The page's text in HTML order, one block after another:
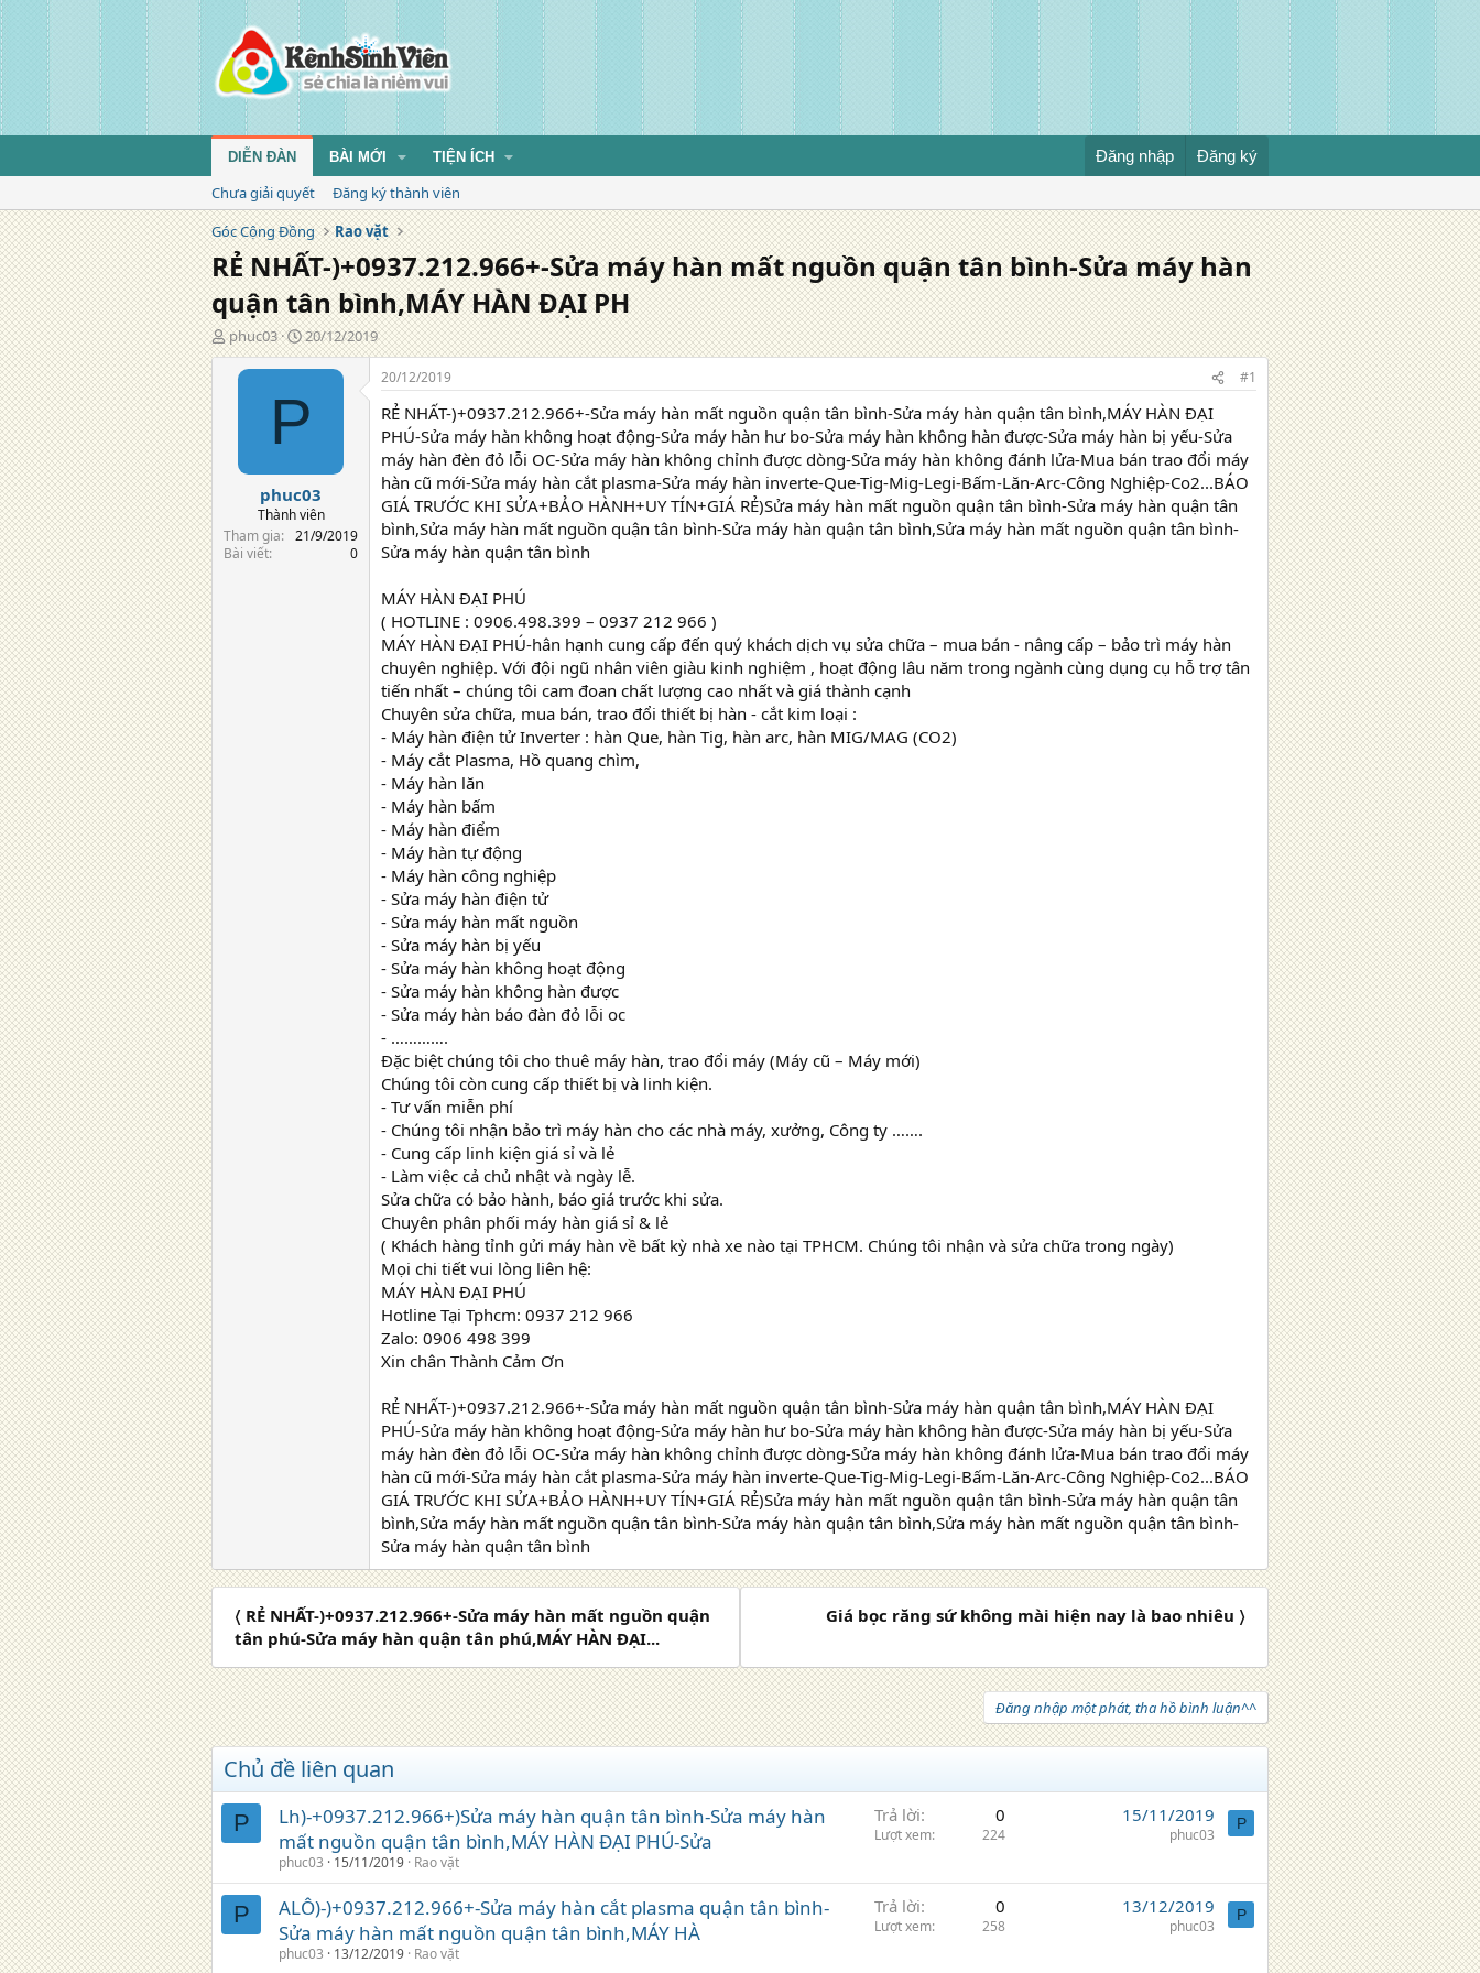
DIỄN ĐÀN BÀI MỚI TIỆN ÍCH Đăng nhập Đăng ký
Chưa giải quyết
Đăng ký thành viên
Góc Cộng Đồng
Rao vặt
RẺ NHẤT-)+0937.212.966+-Sửa máy hàn mất nguồn quận tân bình-Sửa máy hàn
quận tân bình,MÁY HÀN ĐẠI PH
T
á
phuc03
N
g
à
đ
g
20/12/2019
P
phuc03
Thành viên
Tham gia
21/9/2019
Bài viết
0
20/12/2019 #1
RẺ NHẤT-)+0937.212.966+-Sửa máy hàn mất nguồn quận tân bình-Sửa máy hàn quận tân bình,MÁY HÀN ĐẠI
PHÚ-Sửa máy hàn không hoạt động-Sửa máy hàn hư bo-Sửa máy hàn không hàn được-Sửa máy hàn bị yếu-Sửa
máy hàn đèn đỏ lỗi OC-Sửa máy hàn không chỉnh được dòng-Sửa máy hàn không đánh lửa-Mua bán trao đổi máy
hàn cũ mới-Sửa máy hàn cắt plasma-Sửa máy hàn inverte-Que-Tig-Mig-Legi-Bấm-Lăn-Arc-Công Nghiệp-Co2...BÁO
GIÁ TRƯỚC KHI SỬA+BẢO HÀNH+UY TÍN+GIÁ RẺ)Sửa máy hàn mất nguồn quận tân bình-Sửa máy hàn quận tân
bình,Sửa máy hàn mất nguồn quận tân bình-Sửa máy hàn quận tân bình,Sửa máy hàn mất nguồn quận tân bình-
Sửa máy hàn quận tân bình
MÁY HÀN ĐẠI PHÚ
( HOTLINE : 0906.498.399 – 0937 212 966 )
MÁY HÀN ĐẠI PHÚ-hân hạnh cung cấp đến quý khách dịch vụ sửa chữa – mua bán - nâng cấp – bảo trì máy hàn
chuyên nghiệp. Với đội ngũ nhân viên giàu kinh nghiệm , hoạt động lâu năm trong ngành cùng dụng cụ hỗ trợ tân
tiến nhất – chúng tôi cam đoan chất lượng cao nhất và giá thành cạnh
Chuyên sửa chữa, mua bán, trao đổi thiết bị hàn - cắt kim loại :
- Máy hàn điện tử Inverter : hàn Que, hàn Tig, hàn arc, hàn MIG/MAG (CO2)
- Máy cắt Plasma, Hồ quang chìm,
- Máy hàn lăn
- Máy hàn bấm
- Máy hàn điểm
- Máy hàn tự động
- Máy hàn công nghiệp
- Sửa máy hàn điện tử
- Sửa máy hàn mất nguồn
- Sửa máy hàn bị yếu
- Sửa máy hàn không hoạt động
- Sửa máy hàn không hàn được
- Sửa máy hàn báo đàn đỏ lỗi oc
- ………….
Đặc biệt chúng tôi cho thuê máy hàn, trao đổi máy (Máy cũ – Máy mới)
Chúng tôi còn cung cấp thiết bị và linh kiện.
- Tư vấn miễn phí
- Chúng tôi nhận bảo trì máy hàn cho các nhà máy, xưởng, Công ty …….
- Cung cấp linh kiện giá sỉ và lẻ
- Làm việc cả chủ nhật và ngày lễ.
Sửa chữa có bảo hành, báo giá trước khi sửa.
Chuyên phân phối máy hàn giá sỉ & lẻ
( Khách hàng tỉnh gửi máy hàn về bất kỳ nhà xe nào tại TPHCM. Chúng tôi nhận và sửa chữa trong ngày)
Mọi chi tiết vui lòng liên hệ:
MÁY HÀN ĐẠI PHÚ
Hotline Tại Tphcm: 0937 212 966
Zalo: 0906 498 399
Xin chân Thành Cảm Ơn
RẺ NHẤT-)+0937.212.966+-Sửa máy hàn mất nguồn quận tân bình-Sửa máy hàn quận tân bình,MÁY HÀN ĐẠI
PHÚ-Sửa máy hàn không hoạt động-Sửa máy hàn hư bo-Sửa máy hàn không hàn được-Sửa máy hàn bị yếu-Sửa
máy hàn đèn đỏ lỗi OC-Sửa máy hàn không chỉnh được dòng-Sửa máy hàn không đánh lửa-Mua bán trao đổi máy
hàn cũ mới-Sửa máy hàn cắt plasma-Sửa máy hàn inverte-Que-Tig-Mig-Legi-Bấm-Lăn-Arc-Công Nghiệp-Co2...BÁO
GIÁ TRƯỚC KHI SỬA+BẢO HÀNH+UY TÍN+GIÁ RẺ)Sửa máy hàn mất nguồn quận tân bình-Sửa máy hàn quận tân
bình,Sửa máy hàn mất nguồn quận tân bình-Sửa máy hàn quận tân bình,Sửa máy hàn mất nguồn quận tân bình-
Sửa máy hàn quận tân bình
〈 RẺ NHẤT-)+0937.212.966+-Sửa máy hàn mất nguồn quận
tân phú-Sửa máy hàn quận tân phú,MÁY HÀN ĐẠI...
Giá bọc răng sứ không mài hiện nay là bao nhiêu 〉
Đăng nhập một phát, tha hồ bình luận^^
Chủ đề liên quan
P
Lh)-+0937.212.966+)Sửa máy hàn quận tân bình-Sửa máy hàn
mất nguồn quận tân bình,MÁY HÀN ĐẠI PHÚ-Sửa
phuc03 15/11/2019 Rao vặt
Trả lời 0
Lượt xem 224
15/11/2019
phuc03
P
P
ALÔ)-)+0937.212.966+-Sửa máy hàn cắt plasma quận tân bình-
Sửa máy hàn mất nguồn quận tân bình,MÁY HÀ
phuc03 13/12/2019 Rao vặt
Trả lời 0
Lượt xem 258
13/12/2019
phuc03
P